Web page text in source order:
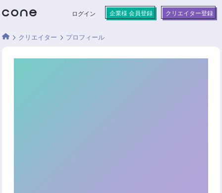
ログイン 企業様 会員登録 クリエイター登録
クリエイター プロフィール